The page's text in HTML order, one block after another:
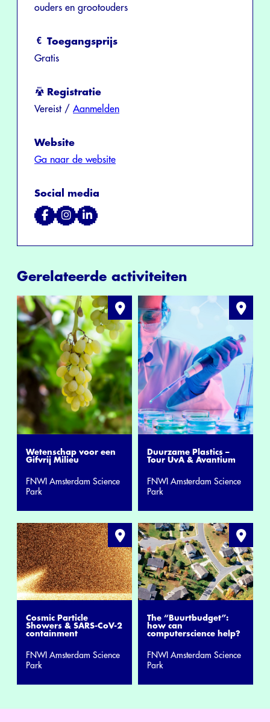
ouders en grootouders
Toegangsprijs
Gratis
Registratie
Vereist / Aanmelden
Website
Ga naar de website
Social media
Gerelateerde activiteiten
Wetenschap voor een
Gifvrij Milieu
FNWI Amsterdam Science
Park
Duurzame Plastics –
Tour UvA & Avantium
FNWI Amsterdam Science
Park
Cosmic Particle
Showers & SARS-CoV-2
containment
FNWI Amsterdam Science
Park
The “Buurtbudget”:
how can
computerscience help?
FNWI Amsterdam Science
Park